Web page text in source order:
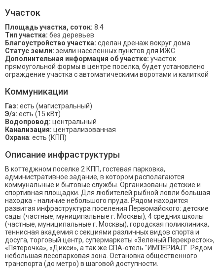
Участок
Площадь участка, соток: 8.4
Тип участка: без деревьев
Благоустройство участка: сделан дренаж вокруг дома
Статус земли: земли населенных пунктов для ИЖС
Дополнительная информация об участке: участок
прямоугольной формы в центре поселка, будет установлено
ограждение участка с автоматическими воротами и калиткой
Коммуникации
Газ: есть (магистральный)
Э/э: есть (15 кВт)
Водопровод: центральный
Канализация: централизованная
Охрана: есть (КПП)
Описание инфраструктуры
В коттеджном поселке 2 КПП, гостевая парковка,
административное задание, в котором располагаются
коммунальные и бытовые службы. Организованы детские и
спортивная площадки. Для любителей рыбной ловли большая
находка - наличие небольшого пруда. Рядом находится
развитая инфраструктура поселения Первомайского: детские
сады (частные, муниципальные г. Москвы), 4 средних школы
(частные, муниципальные г. Москвы), городская поликлиника,
теннисная академия с секциями различных видов спорта и
досуга, торговый центр, супермаркеты «Зеленый Перекресток»,
«Пятерочка», «Дикси», а так же СПА-отель "ИМПЕРИАЛ". Рядом
небольшая лесопарковая зона. Остановка общественного
транспорта (до метро) в шаговой доступности.